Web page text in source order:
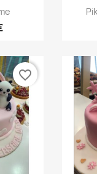

favorite_border